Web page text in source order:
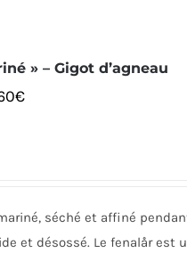
» – Gigot d’agneau
€
séché et affiné
et désossé. Le fenalår